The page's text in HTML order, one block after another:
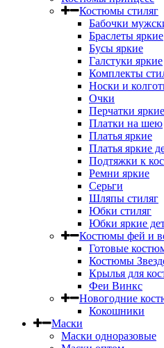
Костюмы стиляг
Бабочки
Браслеты яркие
Бусы яркие
Галстуки яркие
Комплекты
Носки и
Очки
Перчатки яркие
Платки на шею
Платья яркие
Платья яркие
Подтяжки к
Ремни яркие
Серьги
Шляпы стиляг
Юбки стиляг
Юбки яркие
Костюмы фей и
Готовые
Костюмы
Крылья для
Феи Винкс
Новогодние
Кокошники
Маски
Маски одноразовые